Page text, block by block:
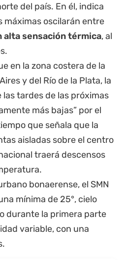
del país. En él, indica
máximas oscilarán entre
alta sensación térmica, al
en la zona costera de la
y del Río de la Plata, la
tardes de las próximas
más bajas” por el
que señala que la
aisladas sobre el centro
traerá descensos
bonaerense, el SMN
mínima de 25°, cielo
durante la primera parte
variable, con una